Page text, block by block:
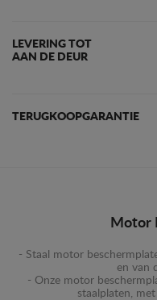
LEVERING TOT
AAN DE DEUR
TERUGKOOPGARANTIE
Motor
- Staal motor
en van
- Onze motor
staalplaten,